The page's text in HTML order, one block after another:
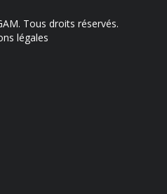
Tous droits réservés.
légales